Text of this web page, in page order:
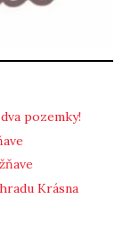
pozemky!
Krásna